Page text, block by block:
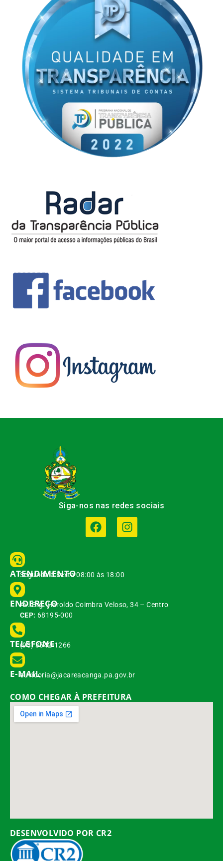
Siga-nos nas redes sociais
ATENDIMENTO
Segunda à Sexta 08:00 às 18:00
ENDEREÇO
Av. Brg. Haroldo Coimbra Veloso, 34 – Centro
CEP: 68195-000
TELEFONE
(93) 3542-1266
E-MAIL
ouvidoria@jacareacanga.pa.gov.br
COMO CHEGAR À PREFEITURA
DESENVOLVIDO POR CR2